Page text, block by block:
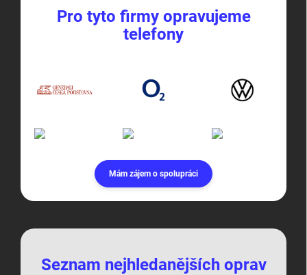
Pro tyto firmy opravujeme
telefony
Mám zájem o spolupráci
Seznam nejhledanějších oprav